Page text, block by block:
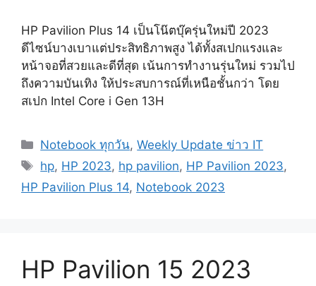
HP Pavilion Plus 14 เป็นโน๊ตบุ๊ครุ่นใหม่ปี 2023
ดีไซน์บางเบาแต่ประสิทธิภาพสูง ได้ทั้งสเปกแรงและ
หน้าจอที่สวยและดีที่สุด เน้นการทำงานรุ่นใหม่ รวมไป
ถึงความบันเทิง ให้ประสบการณ์ที่เหนือชั้นกว่า โดย
สเปก Intel Core i Gen 13H
Categories
Notebook ทุกวัน,Weekly Update ข่าว IT
Tags
hp, HP 2023, hp pavilion, HP Pavilion 2023,
HP Pavilion Plus 14, Notebook 2023
HP Pavilion 15 2023